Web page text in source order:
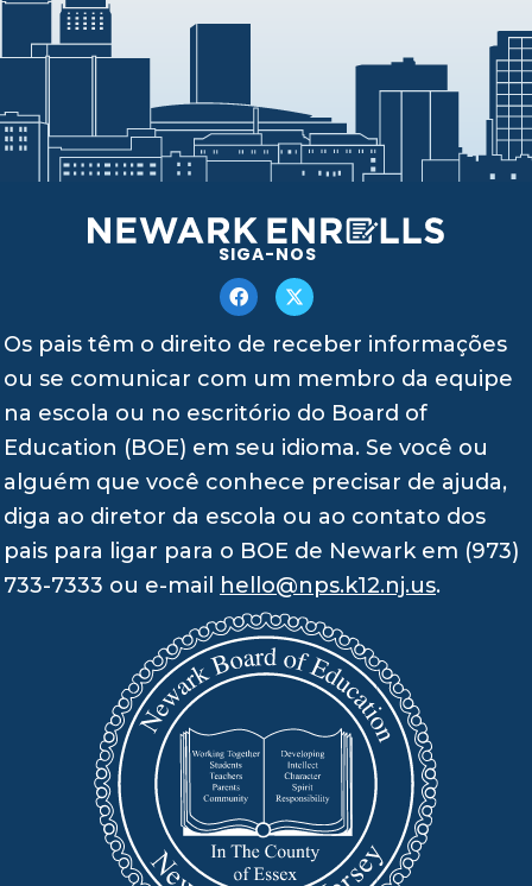
SIGA-NOS
Os pais têm o direito de receber informações
ou se comunicar com um membro da equipe
na escola ou no escritório do Board of
Education (BOE) em seu idioma. Se você ou
alguém que você conhece precisar de ajuda,
diga ao diretor da escola ou ao contato dos
pais para ligar para o BOE de Newark em (973)
733-7333 ou e-mail hello@nps.k12.nj.us.